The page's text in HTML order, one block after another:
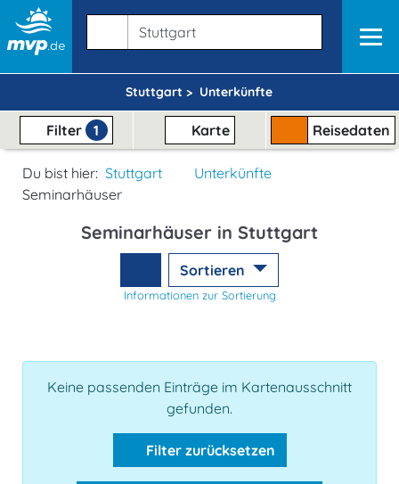
Stuttgart > Unterkünfte
Filter 1 Karte Reisedaten
Du bist hier: Stuttgart
Unterkünfte
Seminarhäuser
Seminarhäuser in Stuttgart
Sortieren
Informationen zur Sortierung
Keine passenden Einträge im Kartenausschnitt
gefunden.
Filter zurücksetzen